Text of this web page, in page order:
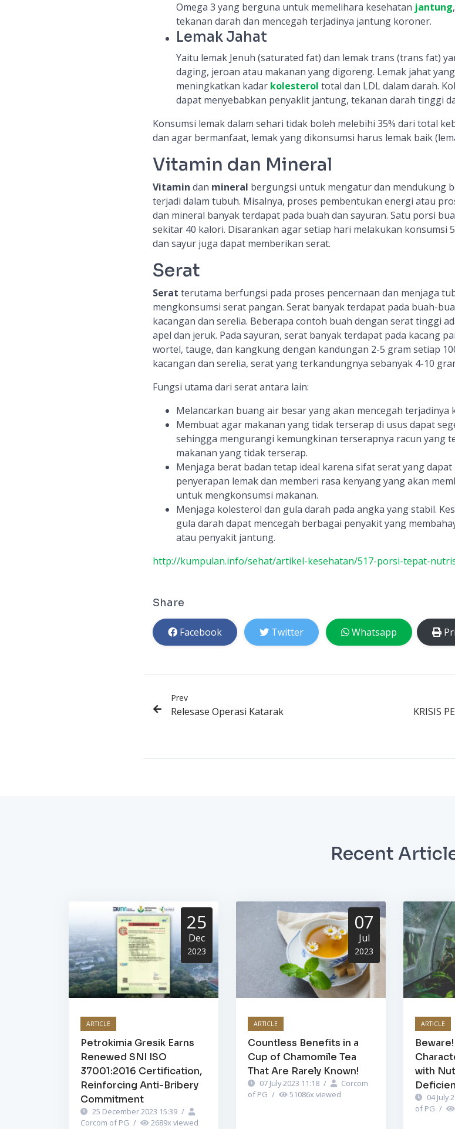
Omega 3 yang berguna untuk memelihara kesehatan jantung
tekanan darah dan mencegah terjadinya jantung koroner.
Lemak Jahat
Yaitu lemak Jenuh (saturated fat) dan lemak trans (trans fat)
daging, jeroan atau makanan yang digoreng. Lemak jahat
meningkatkan kadar kolesterol total dan LDL dalam darah.
dapat menyebabkan penyaklit jantung, tekanan darah tinggi
Konsumsi lemak dalam sehari tidak boleh melebihi 35% dari total
dan agar bermanfaat, lemak yang dikonsumsi harus lemak baik
Vitamin dan Mineral
Vitamin dan mineral bergungsi untuk mengatur dan mendukung
terjadi dalam tubuh. Misalnya, proses pembentukan energi atau
dan mineral banyak terdapat pada buah dan sayuran. Satu porsi
sekitar 40 kalori. Disarankan agar setiap hari melakukan konsumsi
dan sayur juga dapat memberikan serat.
Serat
Serat terutama berfungsi pada proses pencernaan dan menjaga
mengkonsumsi serat pangan. Serat banyak terdapat pada buah-
kacangan dan serelia. Beberapa contoh buah dengan serat tinggi
apel dan jeruk. Pada sayuran, serat banyak terdapat pada kacang
wortel, tauge, dan kangkung dengan kandungan 2-5 gram setiap
kacangan dan serelia, serat yang terkandungnya sebanyak 4-10
Fungsi utama dari serat antara lain:
Melancarkan buang air besar yang akan mencegah terjadinya
Membuat agar makanan yang tidak terserap di usus dapat
sehingga mengurangi kemungkinan terserapnya racun yang
makanan yang tidak terserap.
Menjaga berat badan tetap ideal karena sifat serat yang dapat
penyerapan lemak dan memberi rasa kenyang yang akan
untuk mengkonsumsi makanan.
Menjaga kolesterol dan gula darah pada angka yang stabil.
gula darah dapat mencegah berbagai penyakit yang
atau penyakit jantung.
http://kumpulan.info/sehat/artikel-kesehatan/517-porsi-tepat-
Share
Facebook Twitter Whatsapp
Prev
Relesase Operasi Katarak
KRISIS
Recent
25
Dec
2023
ARTICLE
Petrokimia Gresik Earns
Renewed SNI ISO
37001:2016 Certification,
Reinforcing Anti-Bribery
Commitment
25 December 2023 15:39 /
Corcom of PG / 2689x viewed
07
Jul
2023
ARTICLE
Countless Benefits in a
Cup of Chamomile Tea
That Are Rarely Known!
07 July 2023 11:18 /
Corcom
of PG / 51086x viewed
ARTICLE
with
04 July
of PG /